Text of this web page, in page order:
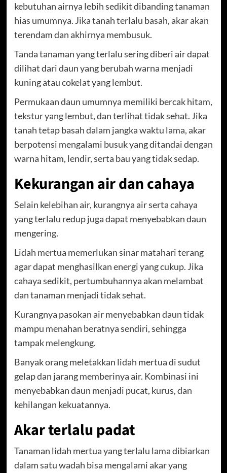
kebutuhan airnya lebih sedikit dibanding tanaman
hias umumnya. Jika tanah terlalu basah, akar akan
terendam dan akhirnya membusuk.
Tanda tanaman yang terlalu sering diberi air dapat
dilihat dari daun yang berubah warna menjadi
kuning atau cokelat yang lembut.
Permukaan daun umumnya memiliki bercak hitam,
tekstur yang lembut, dan terlihat tidak sehat. Jika
tanah tetap basah dalam jangka waktu lama, akar
berpotensi mengalami busuk yang ditandai dengan
warna hitam, lendir, serta bau yang tidak sedap.
Kekurangan air dan cahaya
Selain kelebihan air, kurangnya air serta cahaya
yang terlalu redup juga dapat menyebabkan daun
mengering.
Lidah mertua memerlukan sinar matahari terang
agar dapat menghasilkan energi yang cukup. Jika
cahaya sedikit, pertumbuhannya akan melambat
dan tanaman menjadi tidak sehat.
Kurangnya pasokan air menyebabkan daun tidak
mampu menahan beratnya sendiri, sehingga
tampak melengkung.
Banyak orang meletakkan lidah mertua di sudut
gelap dan jarang memberinya air. Kombinasi ini
menyebabkan daun menjadi pucat, kurus, dan
kehilangan kekuatannya.
Akar terlalu padat
Tanaman lidah mertua yang terlalu lama dibiarkan
dalam satu wadah bisa mengalami akar yang